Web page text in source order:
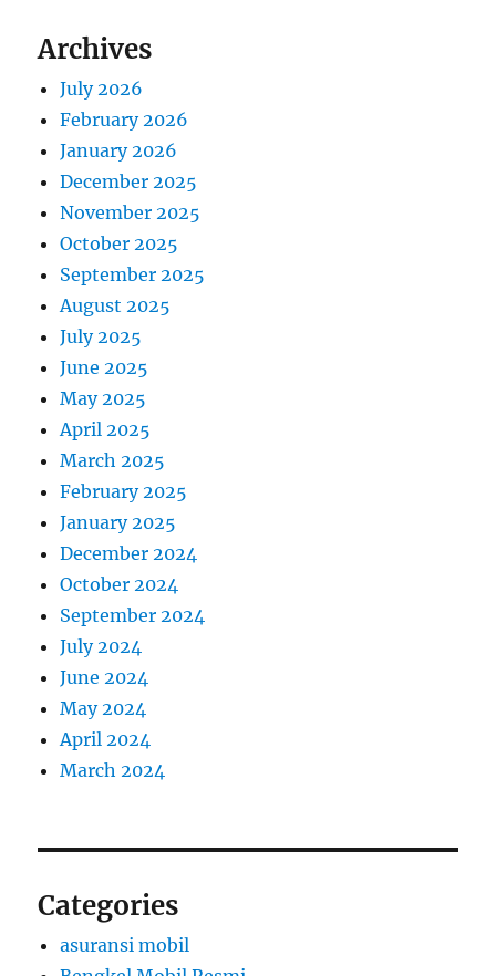
Archives
July 2026
February 2026
January 2026
December 2025
November 2025
October 2025
September 2025
August 2025
July 2025
June 2025
May 2025
April 2025
March 2025
February 2025
January 2025
December 2024
October 2024
September 2024
July 2024
June 2024
May 2024
April 2024
March 2024
Categories
asuransi mobil